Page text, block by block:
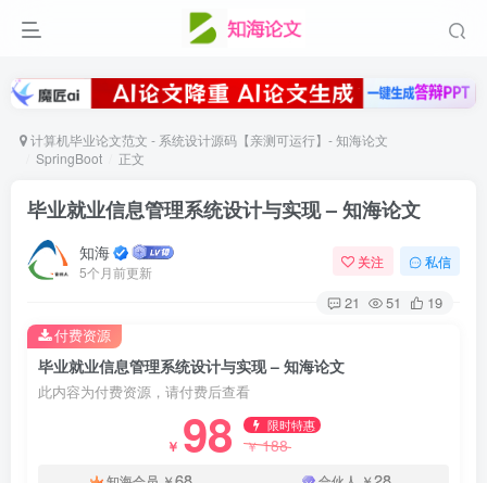
计算机毕业论文范文 - 系统设计源码【亲测可运行】- 知海论文
SpringBoot
正文
毕业就业信息管理系统设计与实现 – 知海论文
知海
5个月前更新
关注 私信
21 51 19
毕业就业信息管理系统设计与实现 – 知海论文
此内容为付费资源，请付费后查看
￥ 98 限时特惠
￥188
付费资源